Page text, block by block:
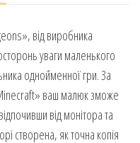
від виробника
уваги маленького
однойменної гри. За
ваш малюк зможе
від монітора та
створена, як точна копія